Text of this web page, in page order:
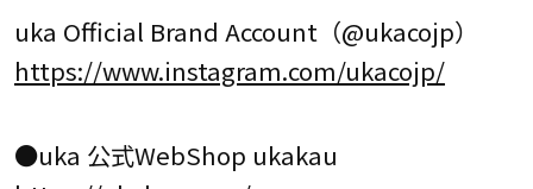
uka Official Brand Account（@ukacojp）
https://www.instagram.com/ukacojp/
●uka 公式WebShop ukakau